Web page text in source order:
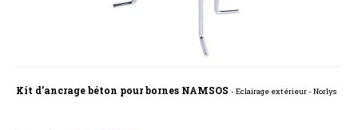
Kit d’ancrage béton pour bornes NAMSOS - Eclairage extérieur - Norlys